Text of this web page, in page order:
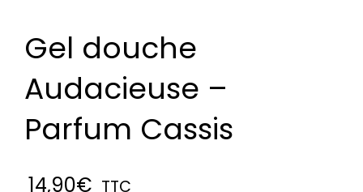
Gel douche
Audacieuse –
Parfum Cassis
14,90€ TTC